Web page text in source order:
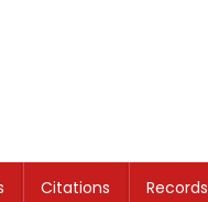
Citations Records